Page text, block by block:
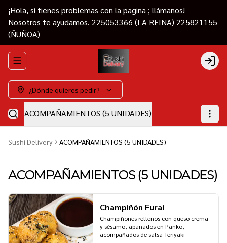
¡Hola, si tienes problemas con la pagina ; llámanos!
Nosotros te ayudamos. 225053366 (LA REINA) 225821155
(ÑUÑOA)
Abrir menu de navegación Login
¿Dónde quieres pedir?
ACOMPAÑAMIENTOS (5 UNIDADES)
Sushi Delivery ACOMPAÑAMIENTOS (5 UNIDADES)
ACOMPAÑAMIENTOS (5 UNIDADES)
Champiñón Furai
Champiñones rellenos con queso crema
y sésamo, apanados en Panko,
acompañados de salsa Teriyaki